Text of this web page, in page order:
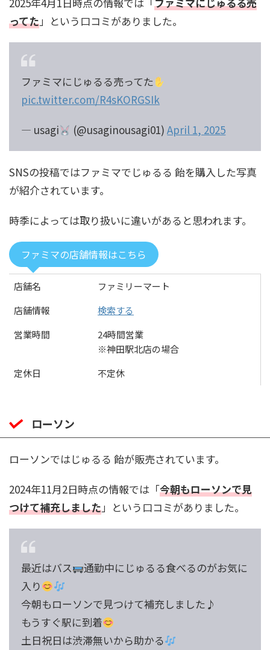
ってた」という口コミがありました。
ファミマにじゅるる売ってた
pic.twitter.com/R4sKORGSIk
— usagi
(@usaginousagi01)April 1, 2025
SNSの投稿ではファミマでじゅるる 飴を購入した写真
が紹介されています。
時季によっては取り扱いに違いがあると思われます。
ファミマの店舗情報はこちら
店舗名
ファミリーマート
店舗情報
検索する
営業時間
24時間営業
※神田駅北店の場合
定休日
不定休
ローソン
ローソンではじゅるる 飴が販売されています。
2024年11月2日時点の情報では「今朝もローソンで見
つけて補充しました」という口コミがありました。
最近はバス
通勤中にじゅるる食べるのがお気に
入り
今朝もローソンで見つけて補充しました♪
もうすぐ駅に到着
土日祝日は渋滞無いから助かる